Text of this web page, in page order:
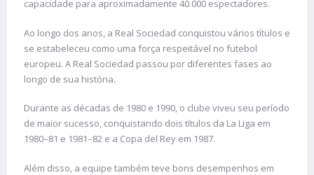
capacidade para aproximadamente 40.000 espectadores.
Ao longo dos anos, a Real Sociedad conquistou vários títulos e
se estabeleceu como uma força respeitável no futebol
europeu. A Real Sociedad passou por diferentes fases ao
longo de sua história.
Durante as décadas de 1980 e 1990, o clube viveu seu período
de maior sucesso, conquistando dois títulos da La Liga em
1980–81 e 1981–82 e a Copa del Rey em 1987.
Além disso, a equipe também teve bons desempenhos em